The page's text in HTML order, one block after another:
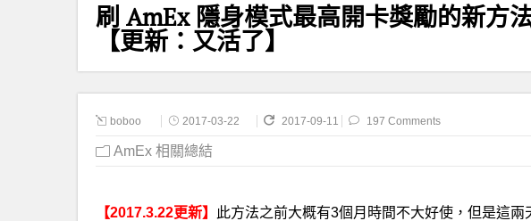
刷 AmEx 隱身模式最高開卡獎勵的新方
【更新：又活了】
boboo 2017-03-22 2017-09-11 197 Comments
AmEx 相關總結
【2017.3.22更新】
此方法之前大概有3個月時間不大好使，但是這兩